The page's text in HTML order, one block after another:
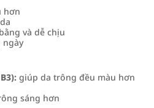
hơn
và dễ chịu
ngày
giúp da trông đều màu hơn
sáng hơn